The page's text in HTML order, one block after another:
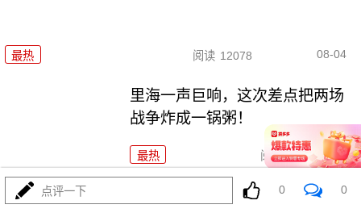
最热 阅读 12078 08-04
里海一声巨响，这次差点把两场
战争炸成一锅粥！
最热 阅读 9977
731！特高课还魂！高市早苗两把
点评一下 0 0